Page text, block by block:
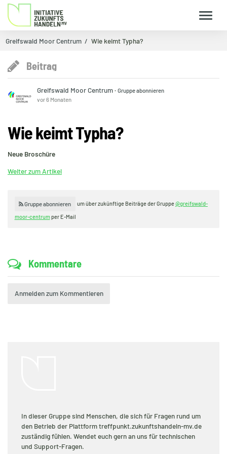
Greifswald Moor Centrum Wie keimt Typha?
Beitrag
Greifswald Moor Centrum·Gruppe abonnieren
vor 6 Monaten
Wie keimt Typha?
Neue Broschüre
Weiter zum Artikel
Gruppe abonnieren um über zukünftige Beiträge der Gruppe@greifswald-
moor-centrumper E-Mail
Kommentare
Anmelden zum Kommentieren
In dieser Gruppe sind Menschen, die sich für Fragen rund um
den Betrieb der Plattform treffpunkt.zukunftshandeln-mv.de
zuständig fühlen. Wendet euch gern an uns für technischen
und Support-Fragen.